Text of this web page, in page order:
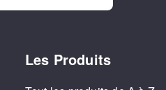
Les Produits